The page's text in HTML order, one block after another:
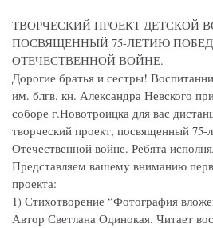
ТВОРЧЕСКИЙ ПРОЕКТ ДЕТСКОЙ
ПОСВЯЩЕННЫЙ 75-ЛЕТИЮ
ОТЕЧЕСТВЕННОЙ ВОЙНЕ.
Дорогие братья и сестры!
им. блгв. кн. Александра Невского
соборе г.Новотроицка для вас
творческий проект, посвященный
Отечественной войне. Ребята
Представляем вашему вниманию
проекта:
1) Стихотворение “Фотография
Автор Светлана Одинокая. Читает